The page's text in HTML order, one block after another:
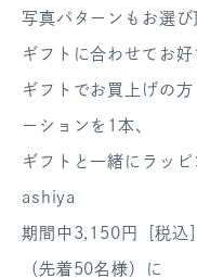
写真パターンもお選び
ギフトに合わせてお
ギフトでお買上げの
ーションを1本、
ギフトと一緒にラッピ
ashiya
期間中3,150円［税込
（先着50名様）に